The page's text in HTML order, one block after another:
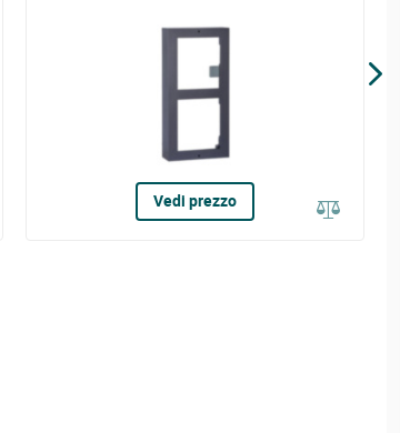
Vedi prezzo